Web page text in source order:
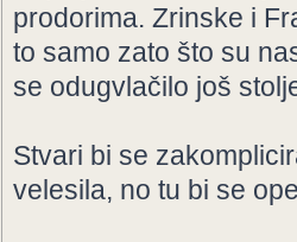
prodorima. Zrinske i
to samo zato što su
se odugvlačilo još
Stvari bi se
velesila, no tu bi se